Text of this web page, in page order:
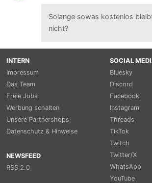
Solange sowas kostenlos
nicht?
INTERN
Impressum
Das Team
Freie Jobs
Werbung schalten
Unsere Partnershops
Datenschutz & Hinweise
NEWSFEED
RSS 2.0
SOCIAL
Bluesky
Discord
Facebook
Instagram
Threads
TikTok
Twitch
Twitter/X
WhatsApp
YouTube